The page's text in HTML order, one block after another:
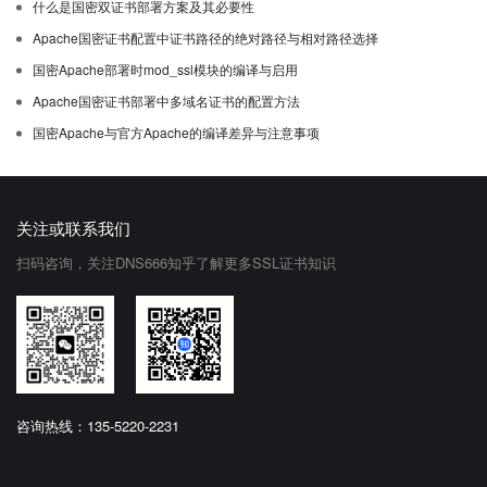
什么是国密双证书部署方案及其必要性
Apache国密证书配置中证书路径的绝对路径与相对路径选择
国密Apache部署时mod_ssl模块的编译与启用
Apache国密证书部署中多域名证书的配置方法
国密Apache与官方Apache的编译差异与注意事项
关注或联系我们
扫码咨询，关注DNS666知乎了解更多SSL证书知识
咨询热线：135-5220-2231